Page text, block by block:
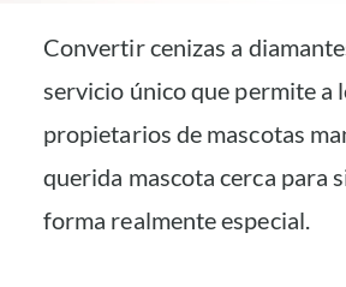
Convertir cenizas a
servicio único que permite a
propietarios de mascotas
querida mascota cerca para
forma realmente especial.